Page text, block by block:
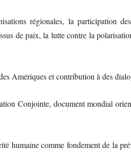
régionales, la participation
de paix, la lutte contre la
Amériques et contribution à des
Conjointe, document mondial
humaine comme fondement de la